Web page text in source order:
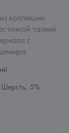
коллекции
талией
с
5%